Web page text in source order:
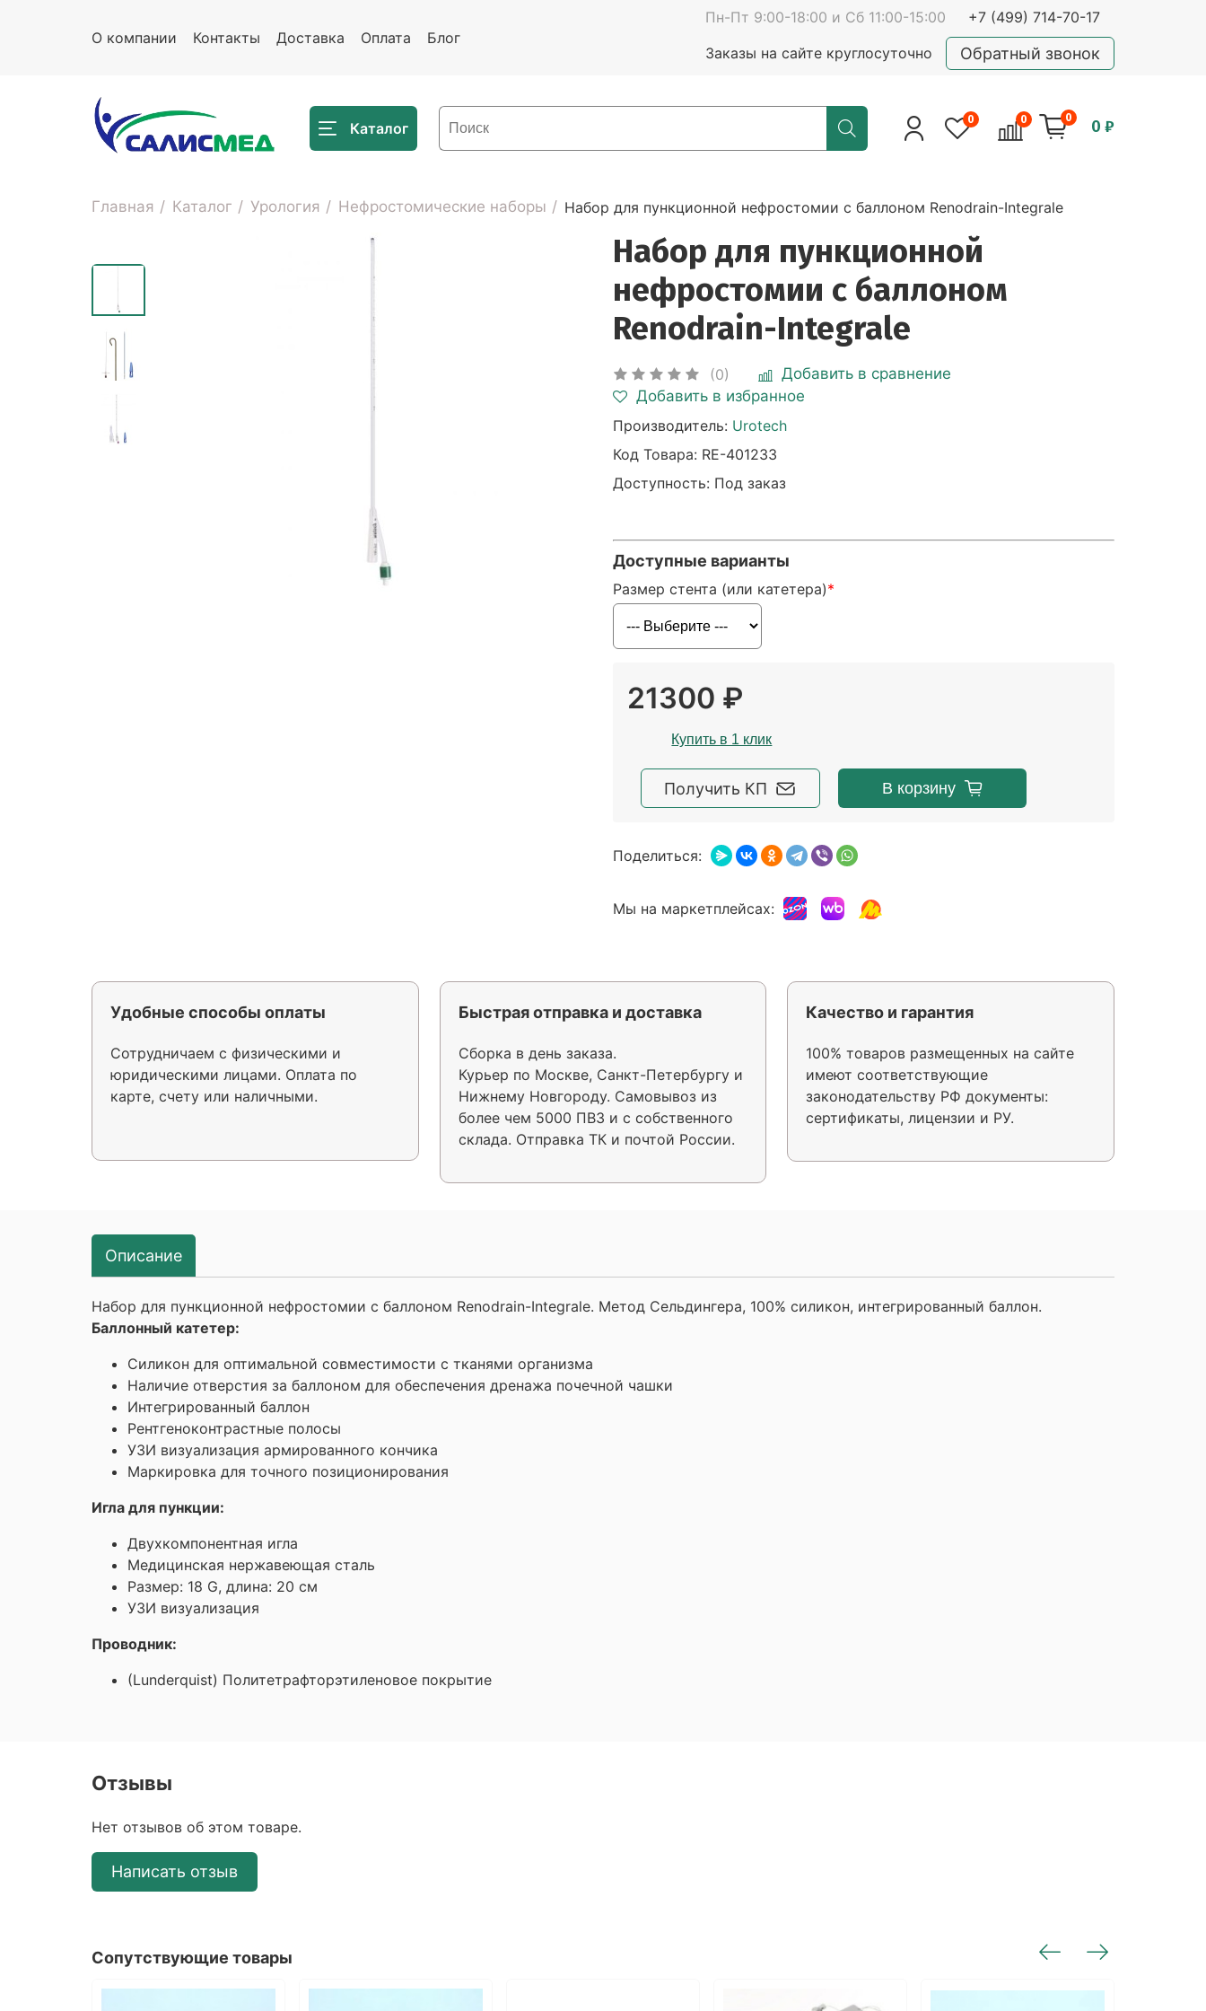
О компании Контакты Доставка Оплата Блог
Пн-Пт 9:00-18:00 и Сб 11:00-15:00 +7 (499) 714-70-17
Заказы на сайте круглосуточно Обратный звонок
Каталог 0 0 0 0 ₽
Главная Каталог Урология Нефростомические наборы Набор для пункционной нефростомии с баллоном Renodrain-Integrale
Набор для пункционной
нефростомии с баллоном
Renodrain-Integrale
(0)
Добавить в сравнение
Добавить в избранное
Производитель: Urotech
Код Товара: RE-401233
Доступность: Под заказ
Доступные варианты
Размер стента (или катетера)
21300 ₽
Купить в 1 клик
Получить КП В корзину
Поделиться:
Мы на маркетплейсах:
Удобные способы оплаты
Сотрудничаем с физическими и
юридическими лицами. Оплата по
карте, счету или наличными.
Быстрая отправка и доставка
Сборка в день заказа.
Курьер по Москве, Санкт-Петербургу и
Нижнему Новгороду. Самовывоз из
более чем 5000 ПВЗ и с собственного
склада. Отправка ТК и почтой России.
Качество и гарантия
100% товаров размещенных на сайте
имеют соответствующие
законодательству РФ документы:
сертификаты, лицензии и РУ.
Описание
Набор для пункционной нефростомии с баллоном Renodrain-Integrale. Метод Сельдингера, 100% силикон, интегрированный баллон.
Баллонный катетер:
Силикон для оптимальной совместимости с тканями организма
Наличие отверстия за баллоном для обеспечения дренажа почечной чашки
Интегрированный баллон
Рентгеноконтрастные полосы
УЗИ визуализация армированного кончика
Маркировка для точного позиционирования
Игла для пункции:
Двухкомпонентная игла
Медицинская нержавеющая сталь
Размер: 18 G, длина: 20 см
УЗИ визуализация
Проводник:
(Lunderquist) Политетрафторэтиленовое покрытие
Отзывы
Нет отзывов об этом товаре.
Написать отзыв
Сопутствующие товары